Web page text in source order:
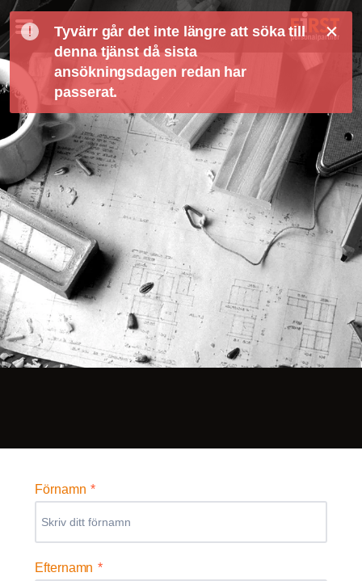
Tyvärr går det inte längre att söka till
denna tjänst då sista
ansökningsdagen redan har
passerat.
Förnamn *
Efternamn *